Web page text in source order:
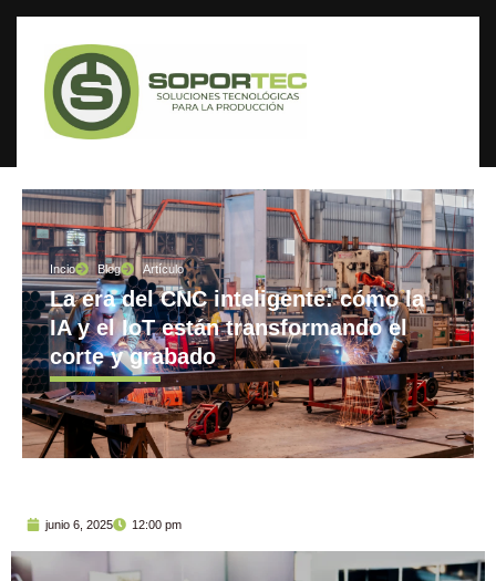
Incio Blog Artículo
La era del CNC inteligente: cómo la
IA y el IoT están transformando el
corte y grabado
junio 6, 2025 12:00 pm